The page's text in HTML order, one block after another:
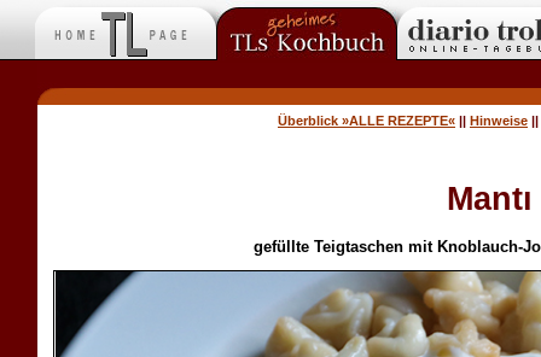
Überblick »ALLE REZEPTE« || Hinweise ||
Mantı
gefüllte Teigtaschen mit Knoblauch-